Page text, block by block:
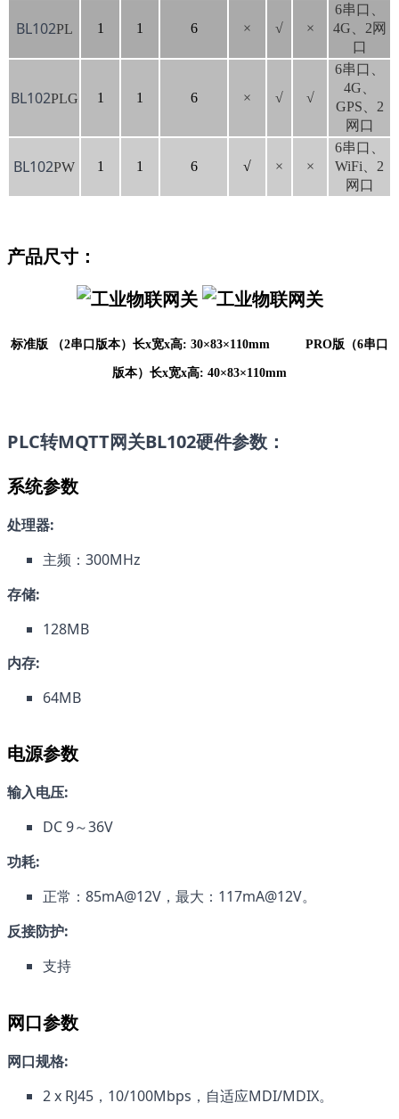
BL102PL 1 1 6 × √ ×
6串口、
4G、2网
口
BL102PLG 1 1 6 × √ √
6串口、
4G、
GPS、2
网口
BL102PW 1 1 6 √ × ×
6串口、
WiFi、2
网口
产品尺寸：
标准版 （2串口版本） 长x宽x高: 30×83×110mm PRO版（6串口
版本） 长x宽x高: 40×83×110mm
PLC转MQTT网关BL102硬件参数：
系统参数
处理器:
主频：300MHz
存储:
128MB
内存:
64MB
电源参数
输入电压:
DC 9～36V
功耗:
正常：85mA@12V，最大：117mA@12V。
反接防护:
支持
网口参数
网口规格:
2 x RJ45，10/100Mbps，自适应MDI/MDIX。